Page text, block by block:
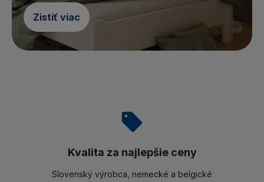
Zistiť viac
Kvalita za najlepšie ceny
Slovenský výrobca, nemecké a belgické